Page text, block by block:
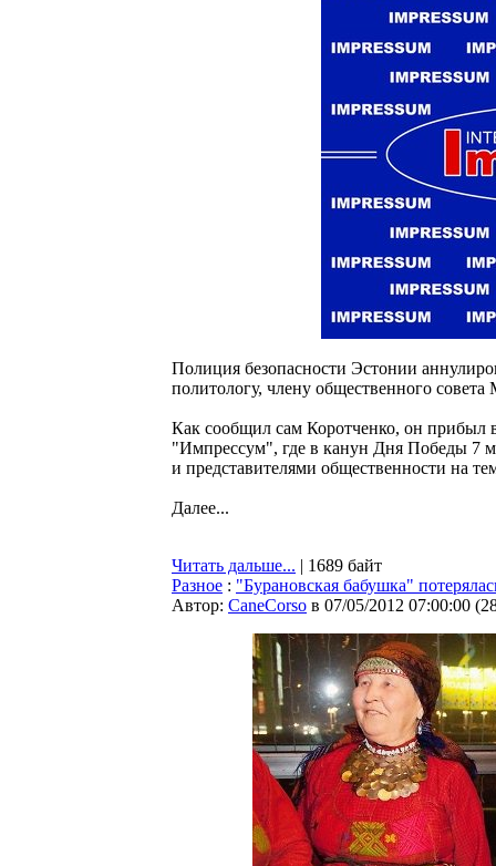
Полиция безопасности Эстонии
политологу, члену общественного
Как сообщил сам Коротченко, он прибыл
"Импрессум", где в канун Дня Победы 7
и представителями общественности на
Далее...
Читать дальше... | 1689 байт
Разное : "Бурановская бабушка"
Автор: CaneCorso в 07/05/2012 07:00:00 (